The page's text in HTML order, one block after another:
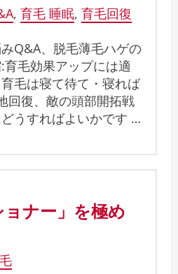
, 育毛 睡眠, 育毛回復
Q&A、脱毛薄毛ハゲの
毛効果アップには適
毛は寝て待て・寝れば
回復、敵の頭部開拓戦
うすればよいかです …
ョナー」を極め